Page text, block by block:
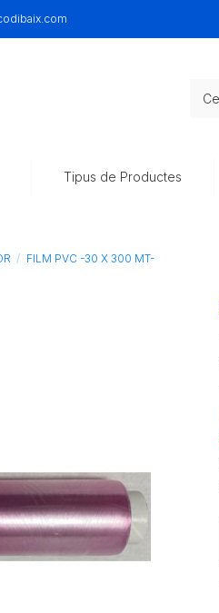
Tipus de Productes
FILM PVC -30 X 300 MT-